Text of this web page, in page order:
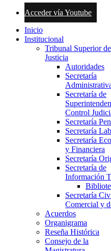
Acceder vía Youtube
Inicio
Institucional
Tribunal Superior de
Justicia
Autoridades
Secretaría
Secretaría de
Control
Secretaría
Secretaría
Secretaría
y Financiera
Secretaría
Secretaría de
Información
Secretaría
Comercial y
Acuerdos
Organigrama
Reseña Histórica
Consejo de la